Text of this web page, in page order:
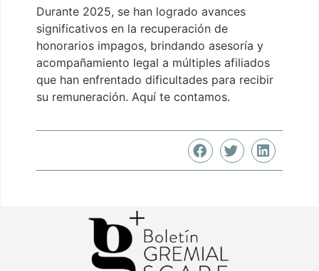
Durante 2025, se han logrado avances
significativos en la recuperación de
honorarios impagos, brindando asesoría y
acompañamiento legal a múltiples afiliados
que han enfrentado dificultades para recibir
su remuneración. Aquí te contamos.